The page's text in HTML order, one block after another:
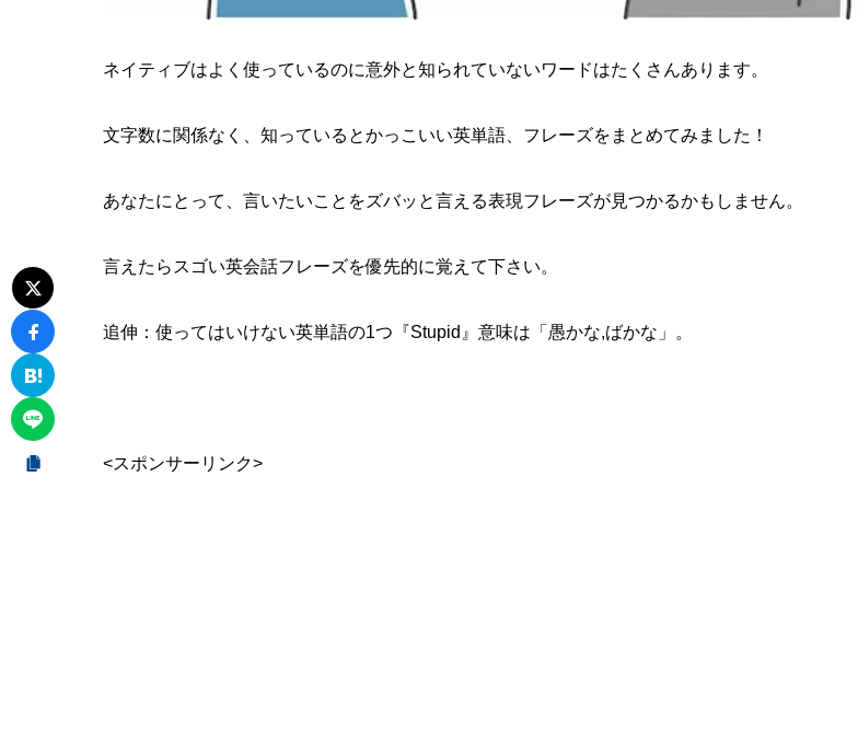
ネイティブはよく使っているのに意外と知られていないワードはたくさんあります。
文字数に関係なく、知っているとかっこいい英単語、フレーズをまとめてみました！
あなたにとって、言いたいことをズバッと言える表現フレーズが見つかるかもしません。
言えたらスゴい英会話フレーズを優先的に覚えて下さい。
追伸：使ってはいけない英単語の1つ 『Stupid』意味は「愚かな,ばかな」 。
<スポンサーリンク>
26 厚切りジェイソンの『Why Japanese people?』続きを考えてみた
27 ナッツリターンの意味
29 定番だけど『I will be back!』を使いたい！
30.2 使ってみたいクールなワード、フレーズ
32 心に響く英語の格言